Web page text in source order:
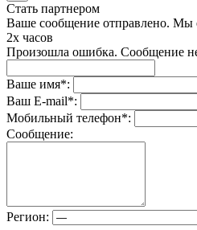
Стать партнером
Ваше сообщение отправлено. Мы
2х часов
Произошла ошибка. Сообщение
Ваше имя*:
Ваш E-mail*:
Мобильный телефон*:
Сообщение:
Регион: